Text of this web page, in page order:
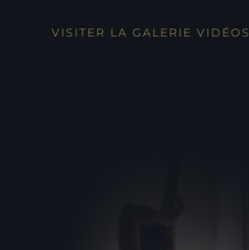
VISITER LA GALERIE VIDÉOS